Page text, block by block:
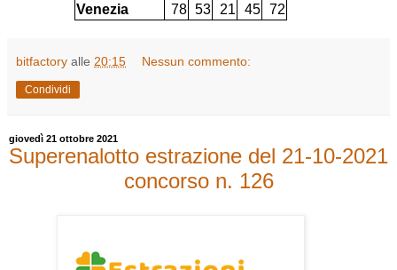
Venezia
78 53 21 45 72
bitfactory alle 20:15 Nessun commento:
Condividi
giovedì 21 ottobre 2021
Superenalotto estrazione del 21-10-2021
concorso n. 126